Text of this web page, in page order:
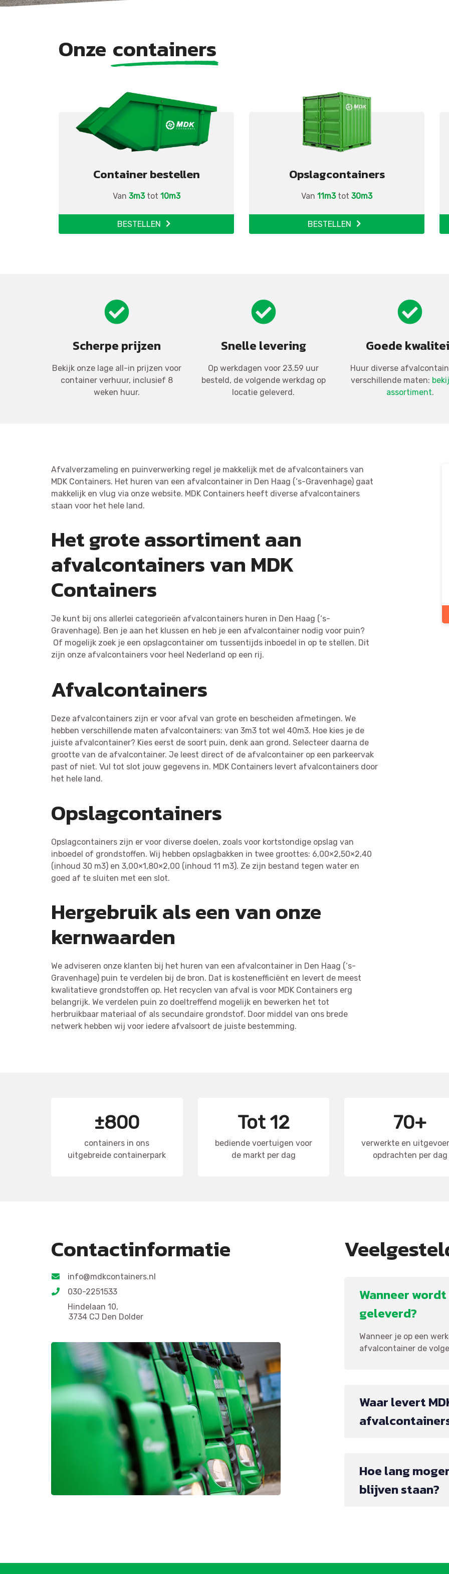
Onze containers
Container bestellen
Van 3m3 tot 10m3
BESTELLEN
Opslagcontainers
Van 11m3 tot 30m3
BESTELLEN
Scherpe prijzen
Bekijk onze lage all-in prijzen voor
container verhuur, inclusief 8
weken huur.
Snelle levering
Op werkdagen voor 23.59 uur
besteld, de volgende werkdag op
locatie geleverd.
Goede
Huur diverse
verschillende maten:
assortiment.
Afvalverzameling en puinverwerking regel je makkelijk met de afvalcontainers van
MDK Containers. Het huren van een afvalcontainer in Den Haag (‘s-Gravenhage) gaat
makkelijk en vlug via onze website. MDK Containers heeft diverse afvalcontainers
staan voor het hele land.
Het grote assortiment aan
afvalcontainers van MDK
Containers
Je kunt bij ons allerlei categorieën afvalcontainers huren in Den Haag (‘s-
Gravenhage). Ben je aan het klussen en heb je een afvalcontainer nodig voor puin?
Of mogelijk zoek je een opslagcontainer om tussentijds inboedel in op te stellen. Dit
zijn onze afvalcontainers voor heel Nederland op een rij.
Afvalcontainers
Deze afvalcontainers zijn er voor afval van grote en bescheiden afmetingen. We
hebben verschillende maten afvalcontainers: van 3m3 tot wel 40m3. Hoe kies je de
juiste afvalcontainer? Kies eerst de soort puin, denk aan grond. Selecteer daarna de
grootte van de afvalcontainer. Je leest direct of de afvalcontainer op een parkeervak
past of niet. Vul tot slot jouw gegevens in. MDK Containers levert afvalcontainers door
het hele land.
Opslagcontainers
Opslagcontainers zijn er voor diverse doelen, zoals voor kortstondige opslag van
inboedel of grondstoffen. Wij hebben opslagbakken in twee groottes: 6,00×2,50×2,40
(inhoud 30 m3) en 3,00×1,80×2,00 (inhoud 11 m3). Ze zijn bestand tegen water en
goed af te sluiten met een slot.
Hergebruik als een van onze
kernwaarden
We adviseren onze klanten bij het huren van een afvalcontainer in Den Haag (‘s-
Gravenhage) puin te verdelen bij de bron. Dat is kostenefficiënt en levert de meest
kwalitatieve grondstoffen op. Het recyclen van afval is voor MDK Containers erg
belangrijk. We verdelen puin zo doeltreffend mogelijk en bewerken het tot
herbruikbaar materiaal of als secundaire grondstof. Door middel van ons brede
netwerk hebben wij voor iedere afvalsoort de juiste bestemming.
±800
containers in ons
uitgebreide containerpark
Tot 12
bediende voertuigen voor
de markt per dag
70+
verwerkte en
opdrachten per dag
Contactinformatie
info@mdkcontainers.nl
030-2251533
Hindelaan 10,
3734 CJ Den Dolder
Wanneer
geleverd?
Wanneer je op een
afvalcontainer de
Waar levert
Hoe lang
blijven staan?